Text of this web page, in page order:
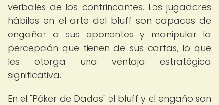
verbales de los contrincantes. Los jugadores
hábiles en el arte del bluff son capaces de
engañar a sus oponentes y manipular la
percepción que tienen de sus cartas, lo que
les otorga una ventaja estratégica
significativa.
En el "Póker de Dados" el bluff y el engaño son